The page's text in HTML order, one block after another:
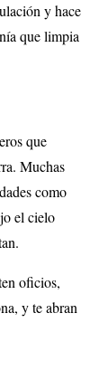
y hace
que limpia
que
Muchas
como
el cielo
oficios,
y te abran